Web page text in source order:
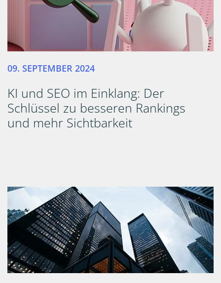
09. SEPTEMBER 2024
KI und SEO im Einklang: Der
Schlüssel zu besseren Rankings
und mehr Sichtbarkeit